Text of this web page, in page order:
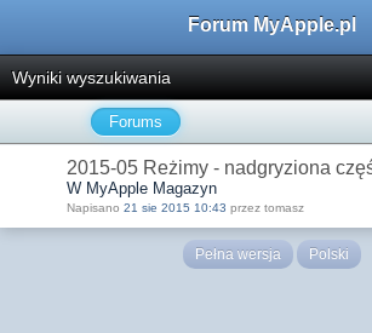
Forum MyApple.pl
Wyniki wyszukiwania
Forums
2015-05 Reżimy - nadgryziona
W MyApple Magazyn
Napisano 21 sie 2015 10:43 przez tomasz
Pełna wersja Polski